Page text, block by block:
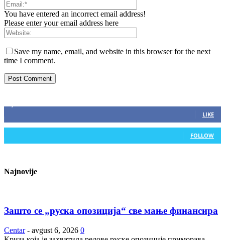
You have entered an incorrect email address!
Please enter your email address here
Save my name, email, and website in this browser for the next
time I comment.
LIKE
FOLLOW
Najnovije
Зашто се „руска опозиција“ све мање финансира
Centar - avgust 6, 2026 0